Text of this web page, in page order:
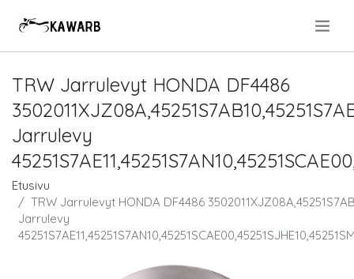
TRW Jarrulevyt HONDA DF4486
Jarrulevy
Etusivu
TRW Jarrulevyt HONDA DF4486
Jarrulevy